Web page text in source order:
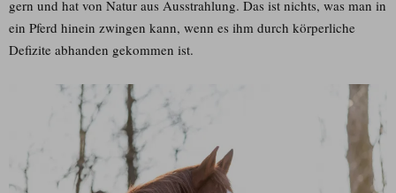
gern und hat von Natur aus Ausstrahlung. Das ist nichts, was man in
ein Pferd hinein zwingen kann, wenn es ihm durch körperliche
Defizite abhanden gekommen ist.